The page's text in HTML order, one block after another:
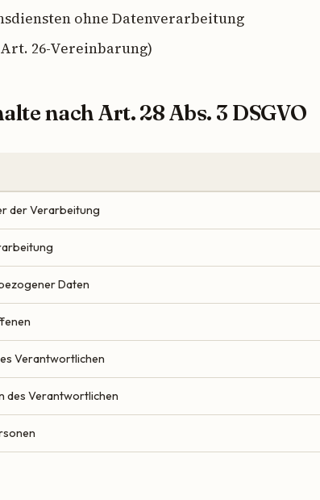
ohne Datenverarbeitung
26-Vereinbarung)
nach Art. 28 Abs. 3 DSGVO
der Verarbeitung
Daten
Verantwortlichen
des Verantwortlichen